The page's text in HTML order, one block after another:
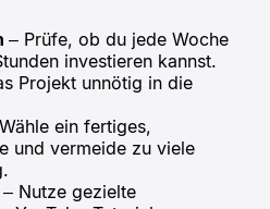
– Prüfe, ob du jede Woche
investieren kannst.
Projekt unnötig in die
ein fertiges,
und vermeide zu viele
– Nutze gezielte